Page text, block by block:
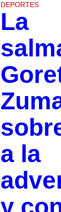
DEPORTES
La
a la